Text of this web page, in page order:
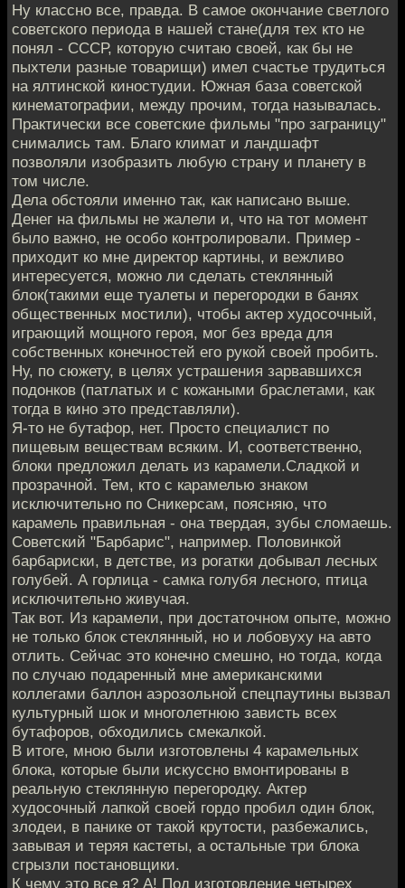
Ну классно все, правда. В самое окончание светлого
советского периода в нашей стане(для тех кто не
понял - СССР, которую считаю своей, как бы не
пыхтели разные товарищи) имел счастье трудиться
на ялтинской киностудии. Южная база советской
кинематографии, между прочим, тогда называлась.
Практически все советские фильмы "про заграницу"
снимались там. Благо климат и ландшафт
позволяли изобразить любую страну и планету в
том числе.
Дела обстояли именно так, как написано выше.
Денег на фильмы не жалели и, что на тот момент
было важно, не особо контролировали. Пример -
приходит ко мне директор картины, и вежливо
интересуется, можно ли сделать стеклянный
блок(такими еще туалеты и перегородки в банях
общественных мостили), чтобы актер худосочный,
играющий мощного героя, мог без вреда для
собственных конечностей его рукой своей пробить.
Ну, по сюжету, в целях устрашения зарвавшихся
подонков (патлатых и с кожаными браслетами, как
тогда в кино это представляли).
Я-то не бутафор, нет. Просто специалист по
пищевым веществам всяким. И, соответственно,
блоки предложил делать из карамели.Сладкой и
прозрачной. Тем, кто с карамелью знаком
исключительно по Сникерсам, поясняю, что
карамель правильная - она твердая, зубы сломаешь.
Советский "Барбарис", например. Половинкой
барбариски, в детстве, из рогатки добывал лесных
голубей. А горлица - самка голубя лесного, птица
исключительно живучая.
Так вот. Из карамели, при достаточном опыте, можно
не только блок стеклянный, но и лобовуху на авто
отлить. Сейчас это конечно смешно, но тогда, когда
по случаю подаренный мне американскими
коллегами баллон аэрозольной спецпаутины вызвал
культурный шок и многолетнюю зависть всех
бутафоров, обходились смекалкой.
В итоге, мною были изготовлены 4 карамельных
блока, которые были искуссно вмонтированы в
реальную стеклянную перегородку. Актер
худосочный лапкой своей гордо пробил один блок,
злодеи, в панике от такой крутости, разбежались,
завывая и теряя кастеты, а остальные три блока
сгрызли постановщики.
К чему это все я? А! Под изготовление четырех